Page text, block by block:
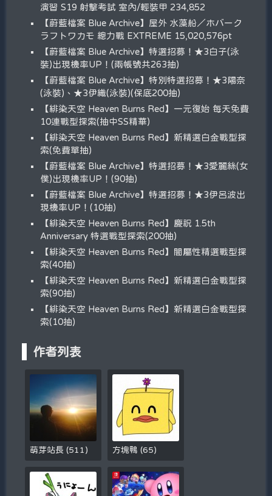
演習 S19 射擊考試 室內/輕裝甲 234,852
【蔚藍檔案 Blue Archive】屋外 水藻船／ホバーク
ラフトワカモ 總力戰 EXTREME 15,020,576pt
【蔚藍檔案 Blue Archive】特選招募！★3白子(泳
裝)出現機率UP！(兩帳號共263抽)
【蔚藍檔案 Blue Archive】特別特選招募！★3陽奈
(泳裝)、★3伊織(泳裝)(保底200抽)
【緋染天空 Heaven Burns Red】一元復始 每天免費
10連戰型探索(抽中SS精華)
【緋染天空 Heaven Burns Red】新精選白金戰型探
索(免費單抽)
【蔚藍檔案 Blue Archive】特選招募！★3愛麗絲(女
僕)出現機率UP！(90抽)
【蔚藍檔案 Blue Archive】特選招募！★3伊呂波出
現機率UP！(10抽)
【緋染天空 Heaven Burns Red】慶祝 1.5th
Anniversary 特選戰型探索(200抽)
【緋染天空 Heaven Burns Red】闇屬性精選戰型探
索(40抽)
【緋染天空 Heaven Burns Red】新精選白金戰型探
索(90抽)
【緋染天空 Heaven Burns Red】新精選白金戰型探
索(10抽)
作者列表
萌芽站長(511 ) 方塊鴨(65)